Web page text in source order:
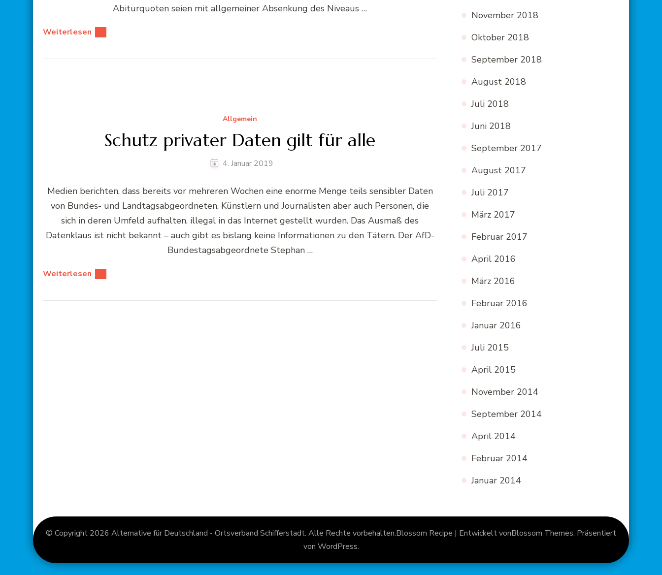
Abiturquoten seien mit allgemeiner Absenkung des Niveaus …
Weiterlesen
Allgemein
Schutz privater Daten gilt für alle
4. Januar 2019
Medien berichten, dass bereits vor mehreren Wochen eine enorme Menge teils sensibler Daten
von Bundes- und Landtagsabgeordneten, Künstlern und Journalisten aber auch Personen, die
sich in deren Umfeld aufhalten, illegal in das Internet gestellt wurden. Das Ausmaß des
Datenklaus ist nicht bekannt – auch gibt es bislang keine Informationen zu den Tätern. Der AfD-
Bundestagsabgeordnete Stephan …
Weiterlesen
November 2018
Oktober 2018
September 2018
August 2018
Juli 2018
Juni 2018
September 2017
August 2017
Juli 2017
März 2017
Februar 2017
April 2016
März 2016
Februar 2016
Januar 2016
Juli 2015
April 2015
November 2014
September 2014
April 2014
Februar 2014
Januar 2014
© Copyright 2026 Alternative für Deutschland - Ortsverband Schifferstadt. Alle Rechte vorbehalten.Blossom Recipe | Entwickelt vonBlossom Themes. Präsentiert
von WordPress.